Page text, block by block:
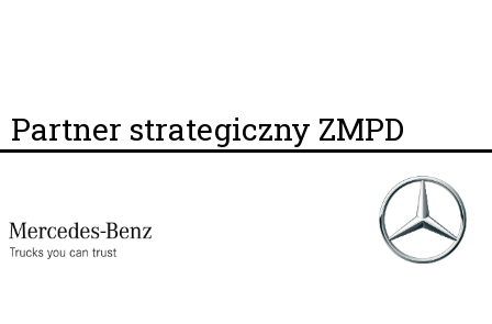
Partner strategiczny ZMPD